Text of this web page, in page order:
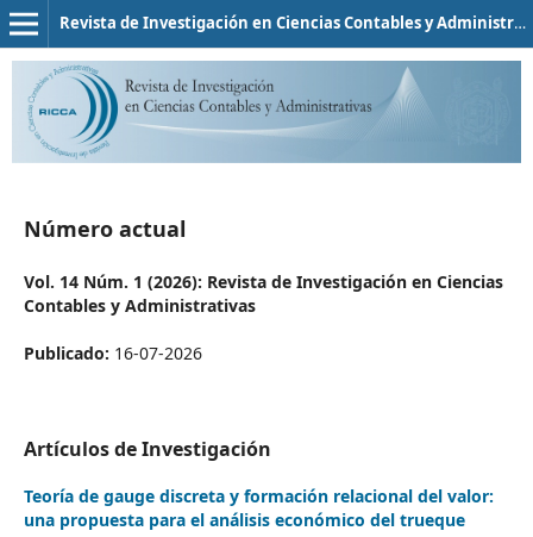
Revista de Investigación en Ciencias Contables y Administrativas
Número actual
Vol. 14 Núm. 1 (2026): Revista de Investigación en Ciencias
Contables y Administrativas
Publicado: 16-07-2026
Artículos de Investigación
Teoría de gauge discreta y formación relacional del valor:
una propuesta para el análisis económico del trueque